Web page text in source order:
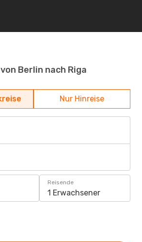
Berlin nach Riga
Nur Hinreise
Reisende
1 Erwachsener